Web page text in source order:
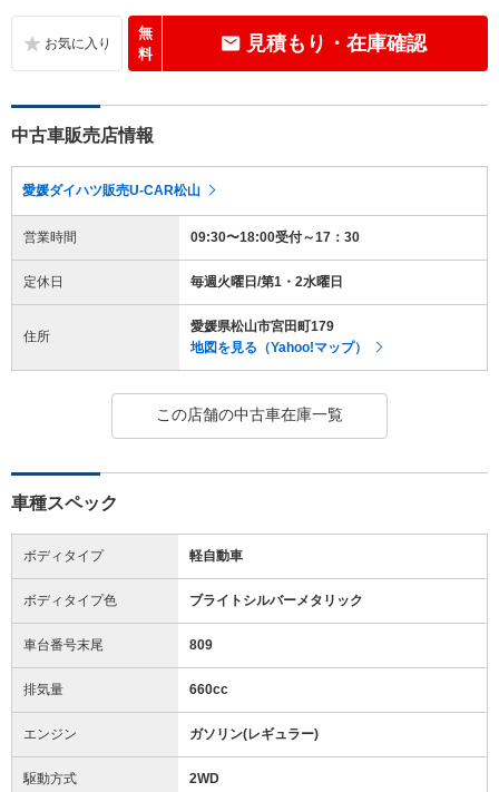
無
料
見積もり・在庫確認
中古車販売店情報
愛媛ダイハツ販売U-CAR松山
営業時間 09:30〜18:00受付～17：30
定休日 毎週火曜日/第1・2水曜日
住所
愛媛県松山市宮田町179
地図を見る（Yahoo!マップ）
この店舗の中古車在庫一覧
車種スペック
ボディタイプ 軽自動車
ボディタイプ色 ブライトシルバーメタリック
車台番号末尾 809
排気量 660cc
エンジン ガソリン(レギュラー)
駆動方式 2WD